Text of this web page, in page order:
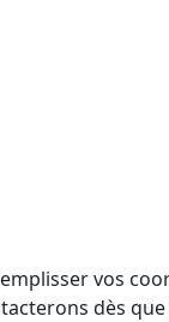
vos
dès